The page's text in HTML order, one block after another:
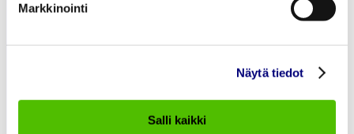
Markkinointi
Näytä tiedot
Salli kaikki
Work with us